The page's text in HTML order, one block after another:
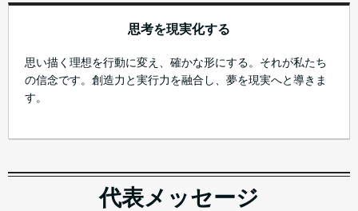
思考を現実化する
思い描く理想を行動に変え、確かな形にする。それが私たち
の信念です。創造力と実行力を融合し、夢を現実へと導きま
す。
代表メッセージ